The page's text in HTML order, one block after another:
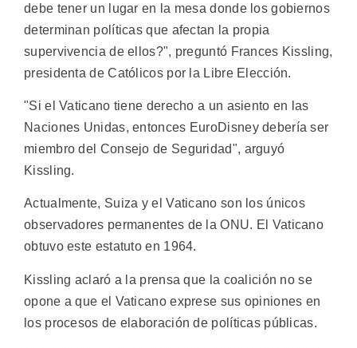
debe tener un lugar en la mesa donde los gobiernos
determinan políticas que afectan la propia
supervivencia de ellos?", preguntó Frances Kissling,
presidenta de Católicos por la Libre Elección.
"Si el Vaticano tiene derecho a un asiento en las
Naciones Unidas, entonces EuroDisney debería ser
miembro del Consejo de Seguridad", arguyó
Kissling.
Actualmente, Suiza y el Vaticano son los únicos
observadores permanentes de la ONU. El Vaticano
obtuvo este estatuto en 1964.
Kissling aclaró a la prensa que la coalición no se
opone a que el Vaticano exprese sus opiniones en
los procesos de elaboración de políticas públicas.